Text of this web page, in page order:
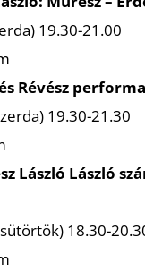
19.30-21.00
Révész
19.30-21.30
László László
18.30-